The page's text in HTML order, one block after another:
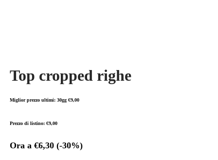
Top cropped righe
Miglior prezzo ultimi: 30gg €9,00
Prezzo di listino: €9,00
Ora a €6,30 (-30%)